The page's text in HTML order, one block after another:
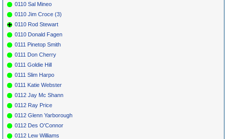
0110 Sal Mineo
0110 Jim Croce (3)
0110 Rod Stewart
0110 Donald Fagen
0111 Pinetop Smith
0111 Don Cherry
0111 Goldie Hill
0111 Slim Harpo
0111 Katie Webster
0112 Jay Mc Shann
0112 Ray Price
0112 Glenn Yarborough
0112 Des O'Connor
0112 Lew Williams